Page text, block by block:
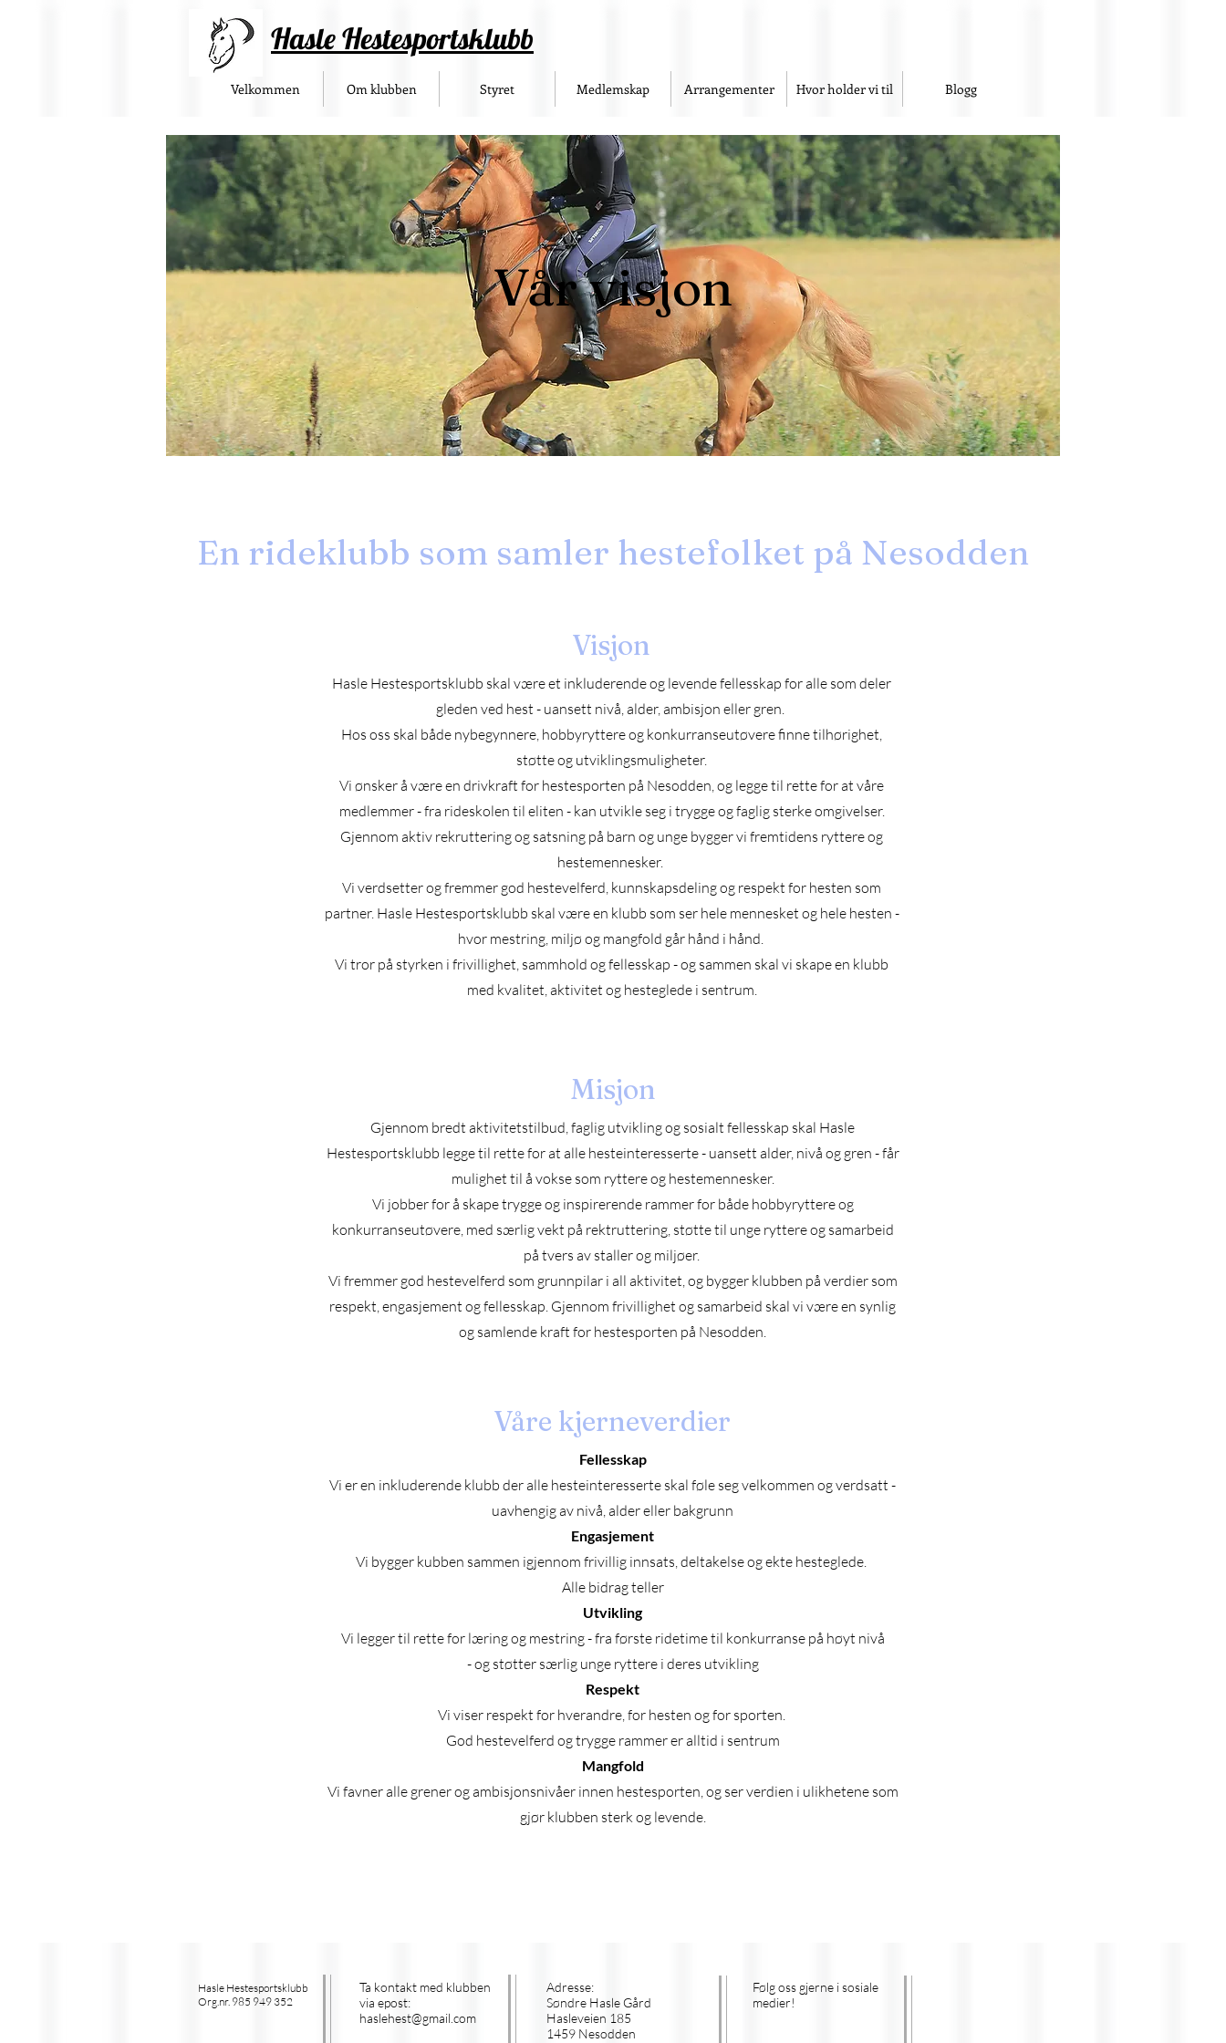
Velkommen Om klubben Styret Medlemskap Arrangementer Hvor holder vi til Blogg
Hasle Hestesportsklubb
Vår visjon
En rideklubb som samler hestefolket på Nesodden
Visjon
Hasle Hestesportsklubb skal være et inkluderende og levende fellesskap for alle som deler
gleden ved hest - uansett nivå, alder, ambisjon eller gren.
Hos oss skal både nybegynnere, hobbyryttere og konkurranseutøvere finne tilhørighet,
støtte og utviklingsmuligheter.
Vi ønsker å være en drivkraft for hestesporten på Nesodden, og legge til rette for at våre
medlemmer - fra rideskolen til eliten - kan utvikle seg i trygge og faglig sterke omgivelser.
Gjennom aktiv rekruttering og satsning på barn og unge bygger vi fremtidens ryttere og
hestemennesker.
Vi verdsetter og fremmer god hestevelferd, kunnskapsdeling og respekt for hesten som
partner. Hasle Hestesportsklubb skal være en klubb som ser hele mennesket og hele hesten -
hvor mestring, miljø og mangfold går hånd i hånd.
Vi tror på styrken i frivillighet, sammhold og fellesskap - og sammen skal vi skape en klubb
med kvalitet, aktivitet og hesteglede i sentrum.
Misjon
Gjennom bredt aktivitetstilbud, faglig utvikling og sosialt fellesskap skal Hasle
Hestesportsklubb legge til rette for at alle hesteinteresserte - uansett alder, nivå og gren - får
mulighet til å vokse som ryttere og hestemennesker.
Vi jobber for å skape trygge og inspirerende rammer for både hobbyryttere og
konkurranseutøvere, med særlig vekt på rektruttering, støtte til unge ryttere og samarbeid
på tvers av staller og miljøer.
Vi fremmer god hestevelferd som grunnpilar i all aktivitet, og bygger klubben på verdier som
respekt, engasjement og fellesskap. Gjennom frivillighet og samarbeid skal vi være en synlig
og samlende kraft for hestesporten på Nesodden.
Våre kjerneverdier
Fellesskap
Vi er en inkluderende klubb der alle hesteinteresserte skal føle seg velkommen og verdsatt -
uavhengig av nivå, alder eller bakgrunn
Engasjement
Vi bygger kubben sammen igjennom frivillig innsats, deltakelse og ekte hesteglede.
Alle bidrag teller
Utvikling
Vi legger til rette for læring og mestring - fra første ridetime til konkurranse på høyt nivå
- og støtter særlig unge ryttere i deres utvikling
Respekt
Vi viser respekt for hverandre, for hesten og for sporten.
God hestevelferd og trygge rammer er alltid i sentrum
Mangfold
Vi favner alle grener og ambisjonsnivåer innen hestesporten, og ser verdien i ulikhetene som
gjør klubben sterk og levende.
Hasle Hestesportsklubb
Org.nr. 985 949 352
Ta kontakt med klubben
via epost:
haslehest@gmail.com
Adresse:
Søndre Hasle Gård
Hasleveien 185
1459 Nesodden
Følg oss gjerne i sosiale
medier!